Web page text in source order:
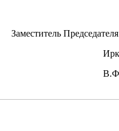
Заместитель